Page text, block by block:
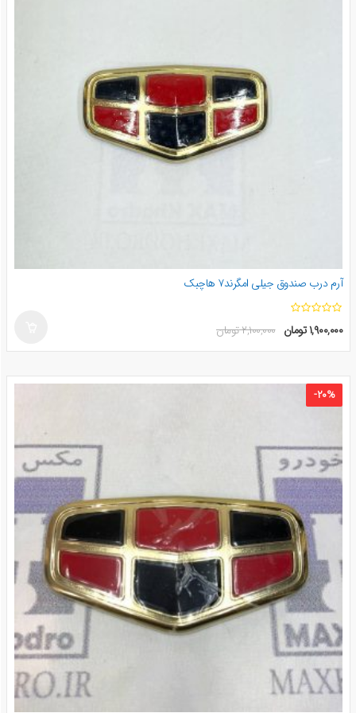
آرم درب صندوق جیلی امگرند۷ هاچبک
۲,۱۰۰,۰۰۰تومان ۱,۹۰۰,۰۰۰تومان
-۲۰%